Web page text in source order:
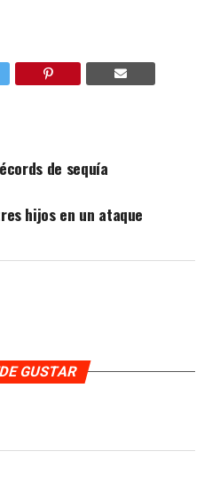
de sequía
hijos en un ataque
GUSTAR